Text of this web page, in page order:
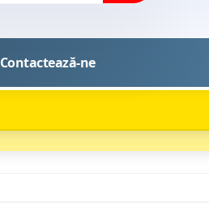
Contactează-ne